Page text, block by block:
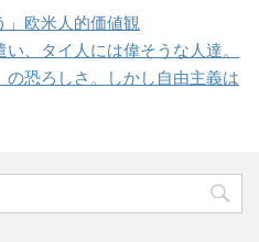
」欧米人的価値観
、タイ人には偉そうな人達。
の恐ろしさ。しかし自由主義は